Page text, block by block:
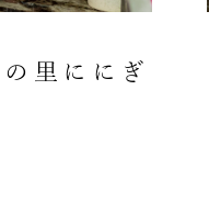
里ににぎ